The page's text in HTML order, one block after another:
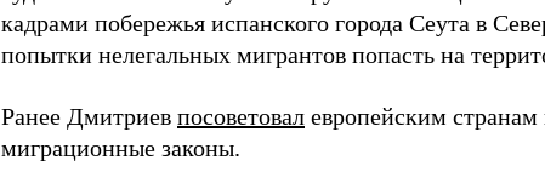
кадрами побережья испанского города Сеута в
попытки нелегальных мигрантов попасть на
Ранее Дмитриев посоветовал европейским странам
миграционные законы.